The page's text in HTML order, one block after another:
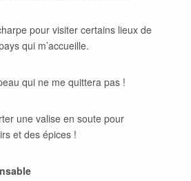
pour visiter certains lieux de
qui m’accueille.
qui ne me quittera pas !
une valise en soute pour
et des épices !